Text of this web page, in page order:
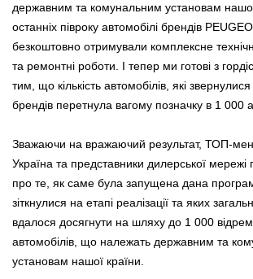
державним та комунальним установам
останніх півроку автомобілі брендів
безкоштовно отримували комплексне
та ремонтні роботи. І тепер ми готові з
тим, що кількість автомобілів, які
брендів перетнула вагому позначку в 1 000
Зважаючи на вражаючий результат, ТОП-
Україна та представники дилерської мережі
про те, як саме була запущена дана
зіткнулися на етапі реалізації та яких
вдалося досягнути на шляху до 1 000
автомобілів, що належать державним та
установам нашої країни.